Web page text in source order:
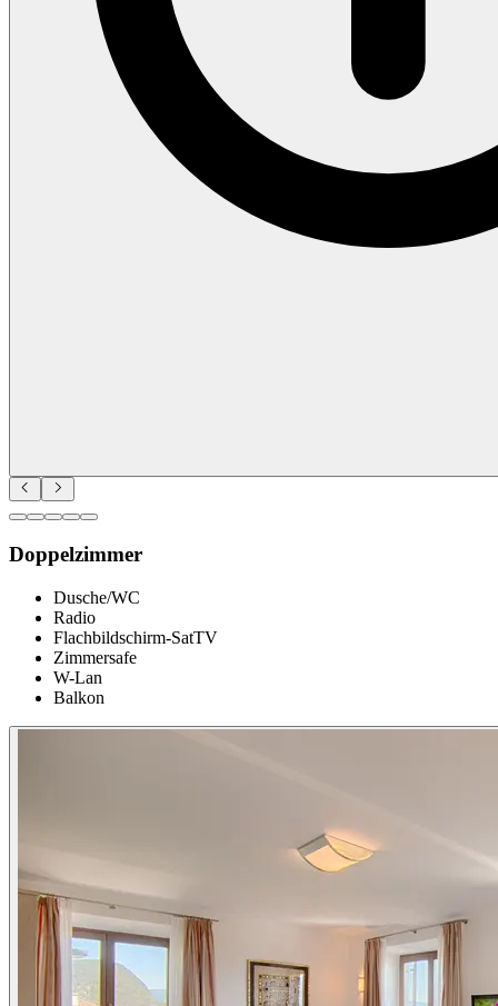
Doppelzimmer
Dusche/WC
Radio
Flachbildschirm-SatTV
Zimmersafe
W-Lan
Balkon